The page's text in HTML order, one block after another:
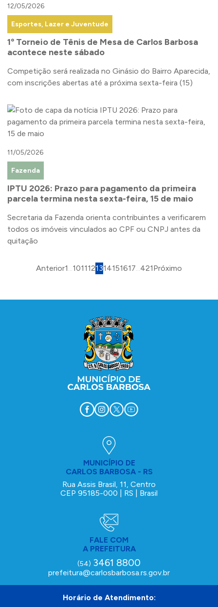
12/05/2026
Esportes, Lazer e Juventude
1º Torneio de Tênis de Mesa de Carlos Barbosa
acontece neste sábado
Competição será realizada no Ginásio do Bairro Aparecida,
com inscrições abertas até a próxima sexta-feira (15)
11/05/2026
Fazenda
IPTU 2026: Prazo para pagamento da primeira
parcela termina nesta sexta-feira, 15 de maio
Secretaria da Fazenda orienta contribuintes a verificarem
todos os imóveis vinculados ao CPF ou CNPJ antes da
quitação
Anterior1...1011121314151617...421Próximo
MUNICÍPIO DE
CARLOS BARBOSA - RS
Rua Assis Brasil, 11, Centro
CEP 95185-000 | RS | Brasil
FALE COM
A PREFEITURA
(54) 3461 8800
prefeitura@carlosbarbosa.rs.gov.br
Horário de Atendimento: